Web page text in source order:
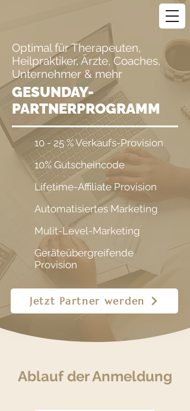
Optimal für Therapeuten,
Heilpraktiker, Ärzte, Coaches,
Unternehmer & mehr
GESUNDAY-
PARTNERPROGRAMM
10 - 25 % Verkaufs-Provision
10% Gutscheincode
Lifetime-Affiliate Provision
Automatisiertes Marketing
Mulit-Level-Marketing
Geräteübergreifende
Provision
Jetzt Partner werden
Ablauf der Anmeldung